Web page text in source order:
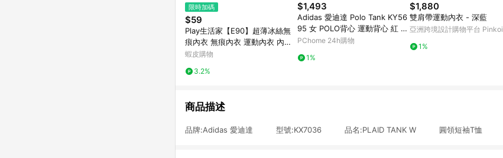
限時加碼
$59
Play生活家【E90】超薄冰絲無
痕內衣 無痕內衣 運動內衣 內衣
涼感內衣 冰絲內衣 無鋼圈內衣
蝦皮購物
3.2%
$1,493
Adidas 愛迪達 Polo Tank KY56
95 女 POLO背心 運動背心 紅 亞
版 領口設計
PChome 24h購物
1%
$1,880
雙肩帶運動內衣 - 深藍
亞洲跨境設計購物平台 Pinkoi
1%
商品描述
品牌:Adidas 愛迪達 型號:KX7036 品名:PLAID TANK W 圓領短袖T恤